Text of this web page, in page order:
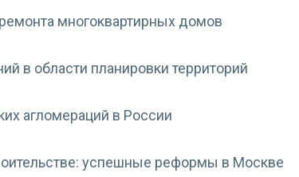
многоквартирных домов
в области планировки территорий
агломераций в России
успешные реформы в Москве